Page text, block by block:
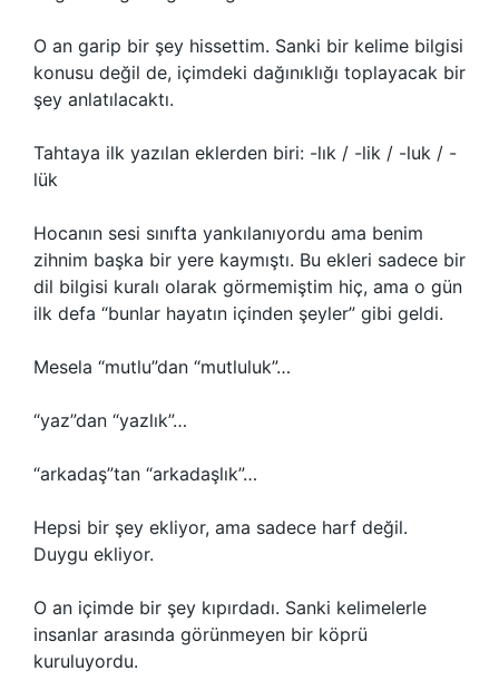
O an garip bir şey hissettim. Sanki bir kelime bilgisi
konusu değil de, içimdeki dağınıklığı toplayacak bir
şey anlatılacaktı.
Tahtaya ilk yazılan eklerden biri: -lık / -lik / -luk / -
lük
Hocanın sesi sınıfta yankılanıyordu ama benim
zihnim başka bir yere kaymıştı. Bu ekleri sadece bir
dil bilgisi kuralı olarak görmemiştim hiç, ama o gün
ilk defa “bunlar hayatın içinden şeyler” gibi geldi.
Mesela “mutlu”dan “mutluluk”…
“yaz”dan “yazlık”…
“arkadaş”tan “arkadaşlık”…
Hepsi bir şey ekliyor, ama sadece harf değil.
Duygu ekliyor.
O an içimde bir şey kıpırdadı. Sanki kelimelerle
insanlar arasında görünmeyen bir köprü
kuruluyordu.